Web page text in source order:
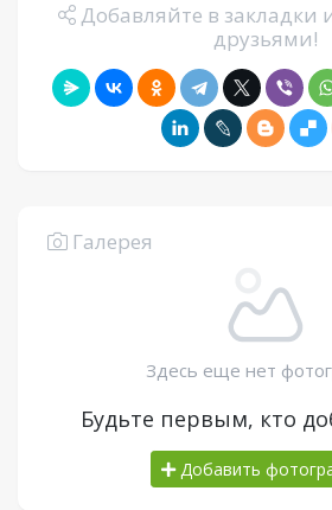
Добавляйте в закладки
друзьями!
Галерея
Здесь еще нет
Будьте первым, кто
Добавить